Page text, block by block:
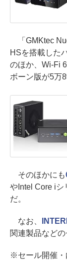
「GMKtec
HSを搭載した
のほか、Wi-Fi
ボーン版が5万
そのほかにも
やIntel Core iシ
だ。
なお、
関連製品などの
※セール開催・